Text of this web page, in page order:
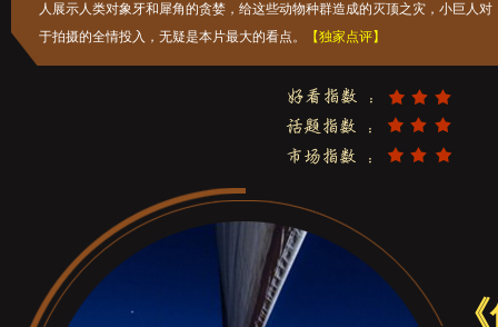
人展示人类对象牙和犀角的贪婪，给这些动物种群造成的灭顶之灾，小巨人对
于拍摄的全情投入，无疑是本片最大的看点。
【独家点评】